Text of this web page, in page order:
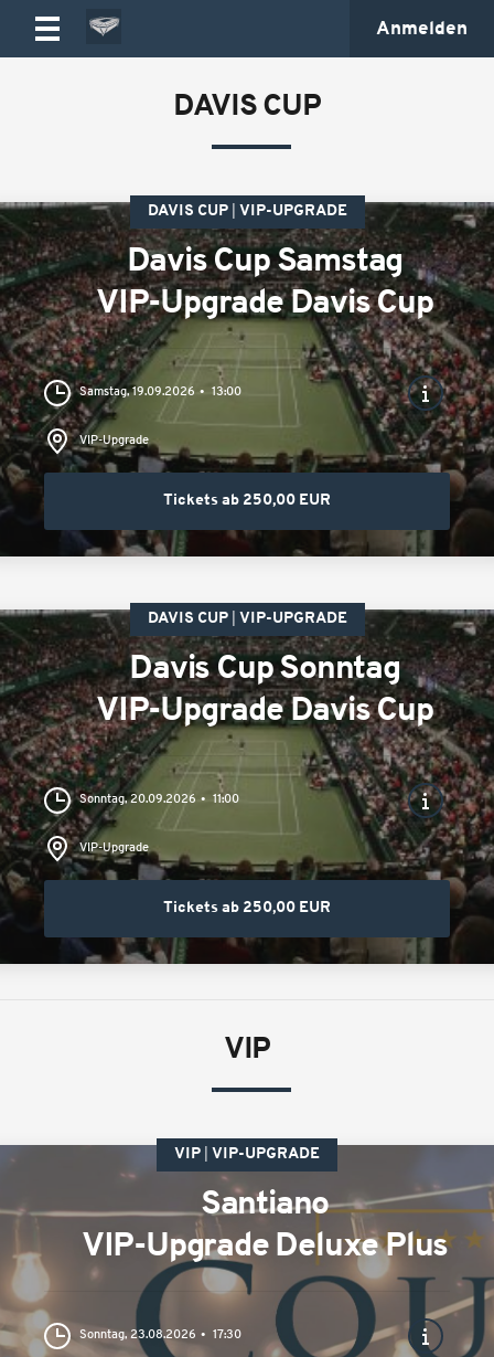
Anmelden
DAVIS CUP
DAVIS CUP VIP-UPGRADE
Davis Cup Samstag
VIP-Upgrade Davis Cup
Samstag, 19.09.2026 13:00
VIP-Upgrade
Tickets ab 250,00 EUR
DAVIS CUP VIP-UPGRADE
Davis Cup Sonntag
VIP-Upgrade Davis Cup
Sonntag, 20.09.2026 11:00
VIP-Upgrade
Tickets ab 250,00 EUR
VIP
VIP VIP-UPGRADE
Santiano
VIP-Upgrade Deluxe Plus
Sonntag, 23.08.2026 17:30